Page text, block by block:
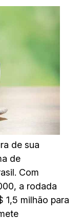
de sua
de
Com
a rodada
1,5 milhão para